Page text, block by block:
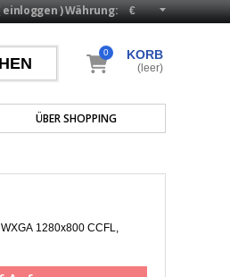
Währung:
einloggen)
ÜBER SHOPPING
KORB
0
(leer)
1280x800 CCFL,